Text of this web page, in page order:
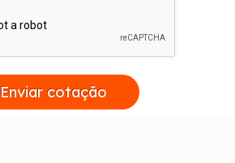
Enviar cotação